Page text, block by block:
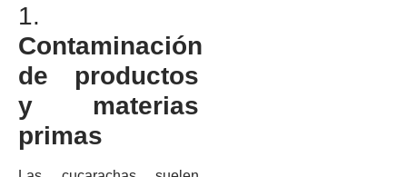
1.
Contaminación
de productos
y materias
primas